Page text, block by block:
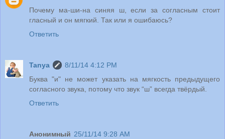
Почему ма-ши-на синяя ш, если за согласным стоит
гласный и он мягкий. Так или я ошибаюсь?
Ответить
Tanya
8/11/14 4:12 PM
Буква "и" не может указать на мягкость предыдущего
согласного звука, потому что звук “ш” всегда твёрдый.
Ответить
Анонимный 25/11/14 9:28 AM